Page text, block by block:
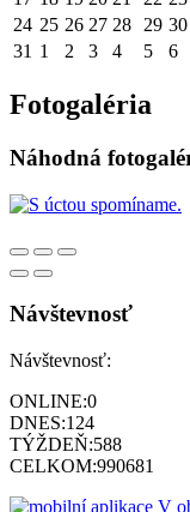
24 25 26 27 28 29 30
31 1 2 3 4 5 6
Fotogaléria
Náhodná
Návštevnosť
Návštevnosť:
ONLINE:0
DNES:124
TÝŽDEŇ:588
CELKOM:990681